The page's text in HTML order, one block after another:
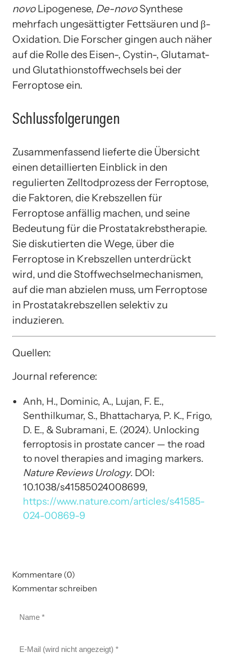
novoLipogenese, De-novoSynthese
mehrfach ungesättigter Fettsäuren und β-
Oxidation. Die Forscher gingen auch näher
auf die Rolle des Eisen-, Cystin-, Glutamat-
und Glutathionstoffwechsels bei der
Ferroptose ein.
Schlussfolgerungen
Zusammenfassend lieferte die Übersicht
einen detaillierten Einblick in den
regulierten Zelltodprozess der Ferroptose,
die Faktoren, die Krebszellen für
Ferroptose anfällig machen, und seine
Bedeutung für die Prostatakrebstherapie.
Sie diskutierten die Wege, über die
Ferroptose in Krebszellen unterdrückt
wird, und die Stoffwechselmechanismen,
auf die man abzielen muss, um Ferroptose
in Prostatakrebszellen selektiv zu
induzieren.
Quellen:
Journal reference:
Anh, H., Dominic, A., Lujan, F. E.,
Senthilkumar, S., Bhattacharya, P. K., Frigo,
D. E., & Subramani, E. (2024). Unlocking
ferroptosis in prostate cancer — the road
to novel therapies and imaging markers.
Nature Reviews Urology. DOI:
10.1038/s41585024008699,
https://www.nature.com/articles/s41585-
024-00869-9
Kommentare (0)
Kommentar schreiben